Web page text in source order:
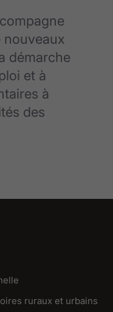
nouveaux
démarche
et à
à
des
ruraux et urbains